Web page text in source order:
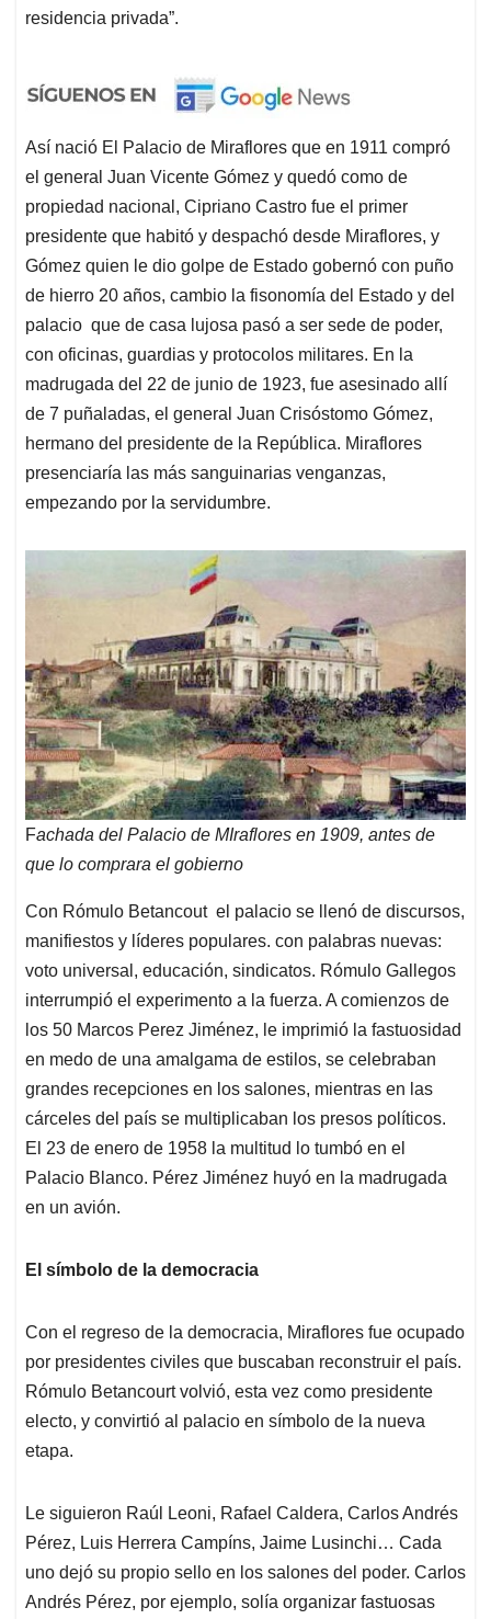
residencia privada”.
Así nació El Palacio de Miraflores que en 1911 compró
el general Juan Vicente Gómez y quedó como de
propiedad nacional, Cipriano Castro fue el primer
presidente que habitó y despachó desde Miraflores, y
Gómez quien le dio golpe de Estado gobernó con puño
de hierro 20 años, cambio la fisonomía del Estado y del
palacio que de casa lujosa pasó a ser sede de poder,
con oficinas, guardias y protocolos militares. En la
madrugada del 22 de junio de 1923, fue asesinado allí
de 7 puñaladas, el general Juan Crisóstomo Gómez,
hermano del presidente de la República. Miraflores
presenciaría las más sanguinarias venganzas,
empezando por la servidumbre.
Fachada del Palacio de MIraflores en 1909, antes de
que lo comprara el gobierno
Con Rómulo Betancout el palacio se llenó de discursos,
manifiestos y líderes populares. con palabras nuevas:
voto universal, educación, sindicatos. Rómulo Gallegos
interrumpió el experimento a la fuerza. A comienzos de
los 50 Marcos Perez Jiménez, le imprimió la fastuosidad
en medo de una amalgama de estilos, se celebraban
grandes recepciones en los salones, mientras en las
cárceles del país se multiplicaban los presos políticos.
El 23 de enero de 1958 la multitud lo tumbó en el
Palacio Blanco. Pérez Jiménez huyó en la madrugada
en un avión.
El símbolo de la democracia
Con el regreso de la democracia, Miraflores fue ocupado
por presidentes civiles que buscaban reconstruir el país.
Rómulo Betancourt volvió, esta vez como presidente
electo, y convirtió al palacio en símbolo de la nueva
etapa.
Le siguieron Raúl Leoni, Rafael Caldera, Carlos Andrés
Pérez, Luis Herrera Campíns, Jaime Lusinchi… Cada
uno dejó su propio sello en los salones del poder. Carlos
Andrés Pérez, por ejemplo, solía organizar fastuosas